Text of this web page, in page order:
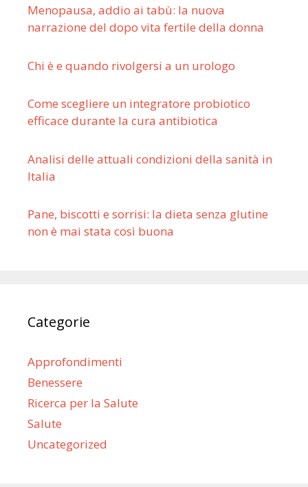
Menopausa, addio ai tabù: la nuova
narrazione del dopo vita fertile della donna
Chi è e quando rivolgersi a un urologo
Come scegliere un integratore probiotico
efficace durante la cura antibiotica
Analisi delle attuali condizioni della sanità in
Italia
Pane, biscotti e sorrisi: la dieta senza glutine
non è mai stata così buona
Categorie
Approfondimenti
Benessere
Ricerca per la Salute
Salute
Uncategorized